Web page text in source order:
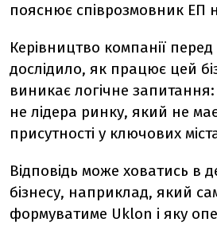
пояснює співрозмовник ЕП
Керівництво компанії
дослідило, як працює цей
виникає логічне
не лідера ринку, який не
присутності у ключових
Відповідь може ховатись в
бізнесу, наприклад, який
формуватиме Uklon і яку